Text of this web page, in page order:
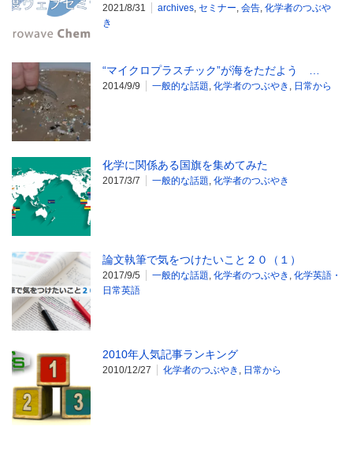
2021/8/31 archives, セミナー, 会告, 化学者のつぶや
き
“マイクロプラスチック”が海をただよう …
2014/9/9 一般的な話題, 化学者のつぶやき , 日常から
化学に関係ある国旗を集めてみた
2017/3/7 一般的な話題, 化学者のつぶやき
論文執筆で気をつけたいこと２０（１）
2017/9/5 一般的な話題, 化学者のつぶやき , 化学英語・
日常英語
2010年人気記事ランキング
2010/12/27 化学者のつぶやき , 日常から